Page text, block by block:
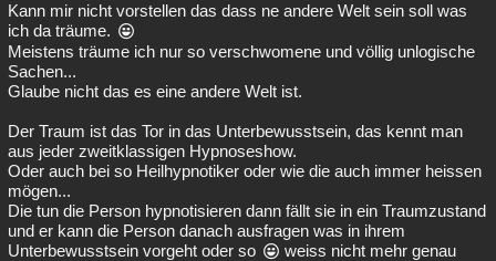
Kann mir nicht vorstellen das dass ne andere Welt sein soll was
ich da träume.
Meistens träume ich nur so verschwomene und völlig unlogische
Sachen...
Glaube nicht das es eine andere Welt ist.
Der Traum ist das Tor in das Unterbewusstsein, das kennt man
aus jeder zweitklassigen Hypnoseshow.
Oder auch bei so Heilhypnotiker oder wie die auch immer heissen
mögen...
Die tun die Person hypnotisieren dann fällt sie in ein Traumzustand
und er kann die Person danach ausfragen was in ihrem
Unterbewusstsein vorgeht oder so
weiss nicht mehr genau